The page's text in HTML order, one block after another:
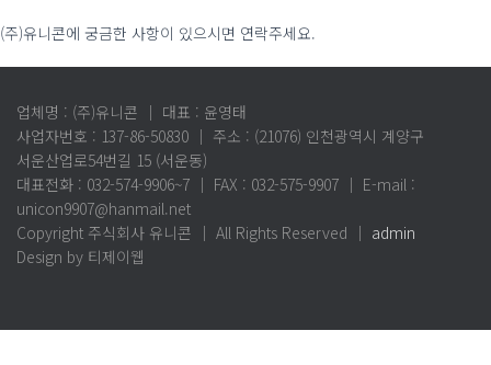
(주)유니콘에 궁금한 사항이 있으시면 연락주세요.
업체명 : (주)유니콘 ｜ 대표 : 윤영태
사업자번호 : 137-86-50830 ｜ 주소 : (21076) 인천광역시 계양구
서운산업로54번길 15 (서운동)
대표전화 : 032-574-9906~7 ｜ FAX : 032-575-9907 ｜ E-mail :
unicon9907@hanmail.net
Copyright 주식회사 유니콘 ｜ All Rights Reserved ｜ admin
Design by 티제이웹